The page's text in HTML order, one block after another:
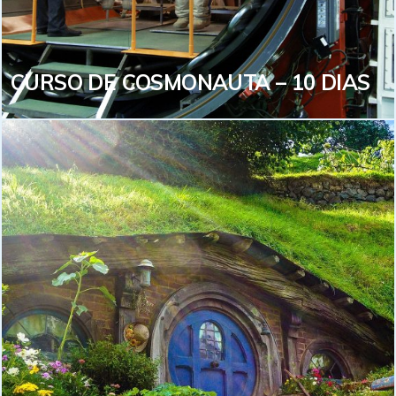
nuvens, rumo ao espaço.
VEJA MAIS
CURSO DE COSMONAUTA – 10 DIAS
CURSO DE COSMONAUTA – 10
DIAS
Muitas pessoas sonham em ir ao espaço e
experimentar a sensação de ausência de gravidade,
assistir a grandeza de nosso Planeta, ver o universo
de um ponto de vista que, até hoje, apenas poucos